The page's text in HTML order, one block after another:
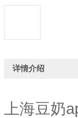
详情介绍
上海豆奶